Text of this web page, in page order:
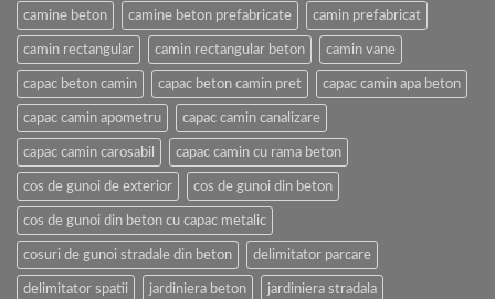
camine beton camine beton prefabricate camin prefabricat
camin rectangular camin rectangular beton camin vane
capac beton camin capac beton camin pret capac camin apa beton
capac camin apometru capac camin canalizare
capac camin carosabil capac camin cu rama beton
cos de gunoi de exterior cos de gunoi din beton
cos de gunoi din beton cu capac metalic
cosuri de gunoi stradale din beton delimitator parcare
delimitator spatii jardiniera beton jardiniera stradala